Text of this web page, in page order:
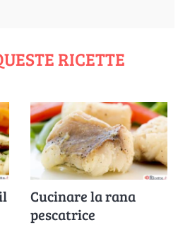
RICETTE
Cucinare la rana
pescatrice